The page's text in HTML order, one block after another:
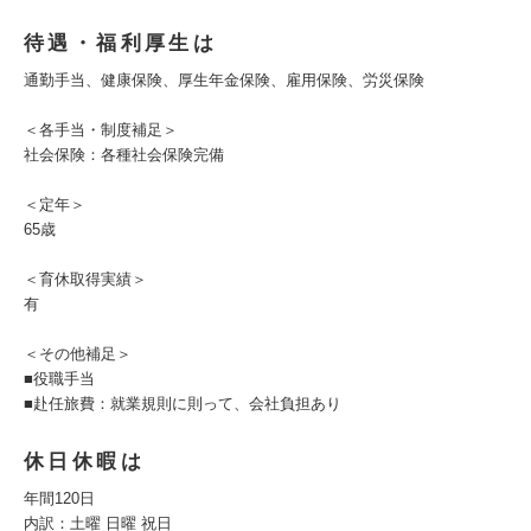
待遇・福利厚生は
通勤手当、健康保険、厚生年金保険、雇用保険、労災保険
＜各手当・制度補足＞
社会保険：各種社会保険完備
＜定年＞
65歳
＜育休取得実績＞
有
＜その他補足＞
■役職手当
■赴任旅費：就業規則に則って、会社負担あり
休日休暇は
年間120日
内訳：土曜 日曜 祝日